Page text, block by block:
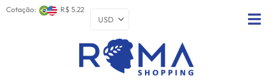
Cotação: R$ 5.22